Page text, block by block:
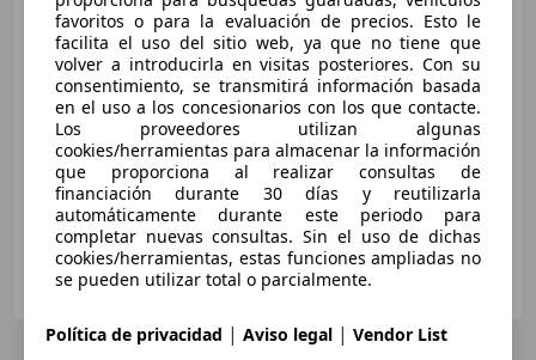
€ 20.900
Sincomparación
05/2019 82.515 km Diésel 96 kW (131 CV)
INTEGRAL MOTION SADA
ES-15168 SADA
favoritos o para la evaluación de precios. Esto le
facilita el uso del sitio web, ya que no tiene que
volver a introducirla en visitas posteriores. Con su
consentimiento, se transmitirá información basada
en el uso a los concesionarios con los que contacte.
Los proveedores utilizan algunas
cookies/herramientas para almacenar la información
que proporciona al realizar consultas de
financiación durante 30 días y reutilizarla
automáticamente durante este periodo para
completar nuevas consultas. Sin el uso de dichas
cookies/herramientas, estas funciones ampliadas no
se pueden utilizar total o parcialmente.
Política de privacidad | Aviso legal | Vendor List